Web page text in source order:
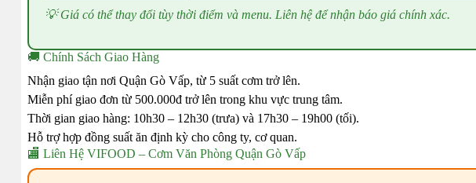
💡 Giá có thể thay đổi tùy thời điểm và menu. Liên hệ để nhận báo giá chính xác.
🚚 Chính Sách Giao Hàng
Nhận giao tận nơi Quận Gò Vấp, từ 5 suất cơm trở lên.
Miễn phí giao đơn từ 500.000đ trở lên trong khu vực trung tâm.
Thời gian giao hàng: 10h30 – 12h30 (trưa) và 17h30 – 19h00 (tối).
Hỗ trợ hợp đồng suất ăn định kỳ cho công ty, cơ quan.
🏬 Liên Hệ VIFOOD – Cơm Văn Phòng Quận Gò Vấp